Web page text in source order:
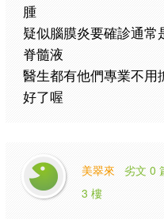
腫
疑似腦膜炎要確診通
脊髓液
醫生都有他們專業不
好了喔
美翠來 劣文 0
3 樓